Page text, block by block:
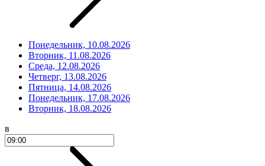
Понедельник, 10.08.2026
Вторник, 11.08.2026
Среда, 12.08.2026
Четверг, 13.08.2026
Пятница, 14.08.2026
Понедельник, 17.08.2026
Вторник, 18.08.2026
в